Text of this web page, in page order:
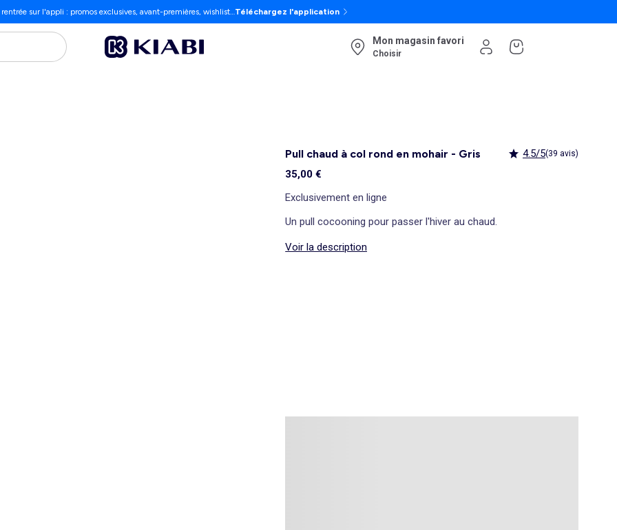
rentrée sur l'appli : promos exclusives, avant-premières, wishlist…Téléchargez l'application
Mon magasin favori
Choisir
Pull chaud à col rond en mohair - Gris 4.5/5(39 avis)
35,00 €
Exclusivement en ligne
Un pull cocooning pour passer l'hiver au chaud.
Voir la description